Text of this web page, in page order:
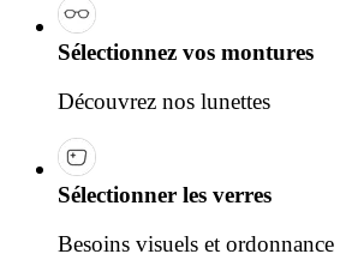
Sélectionnez vos montures
Découvrez nos lunettes
Sélectionner les verres
Besoins visuels et ordonnance